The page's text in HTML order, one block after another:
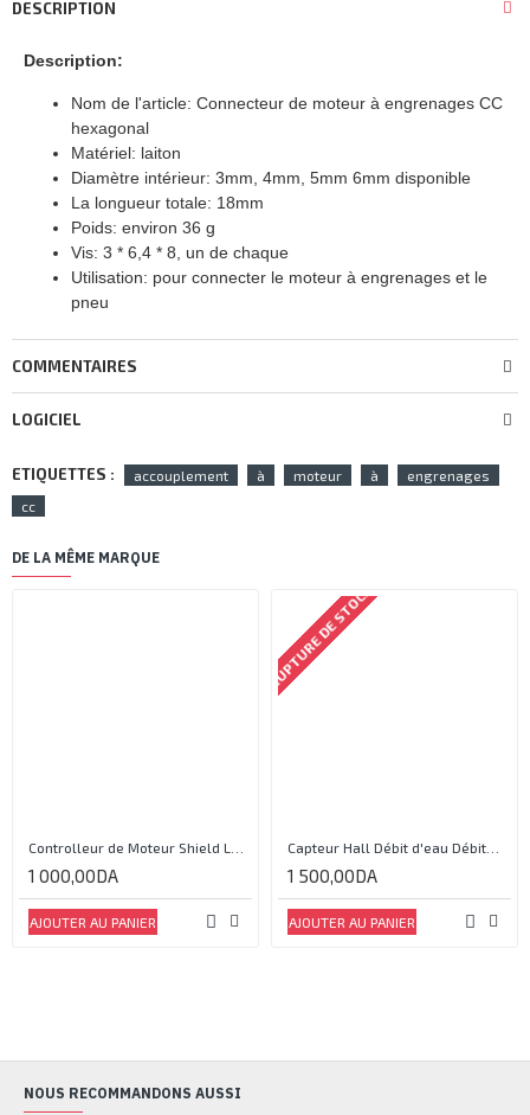
DESCRIPTION
Description:
Nom de l'article: Connecteur de moteur à engrenages CC
hexagonal
Matériel: laiton
Diamètre intérieur: 3mm, 4mm, 5mm 6mm disponible
La longueur totale: 18mm
Poids: environ 36 g
Vis: 3 * 6,4 * 8, un de chaque
Utilisation: pour connecter le moteur à engrenages et le
pneu
COMMENTAIRES
LOGICIEL
ETIQUETTES : accouplement à moteur à
engrenages
cc
DE LA MÊME MARQUE
1 000,00DA
AJOUTER AU PANIER
RUPTURE DE STOCK
Capteur Hall Débit d'eau Débitmètre Contrôle 1-30L Eau / min 1.75MPa
1 500,00DA
AJOUTER AU PANIER
NOUS RECOMMANDONS AUSSI